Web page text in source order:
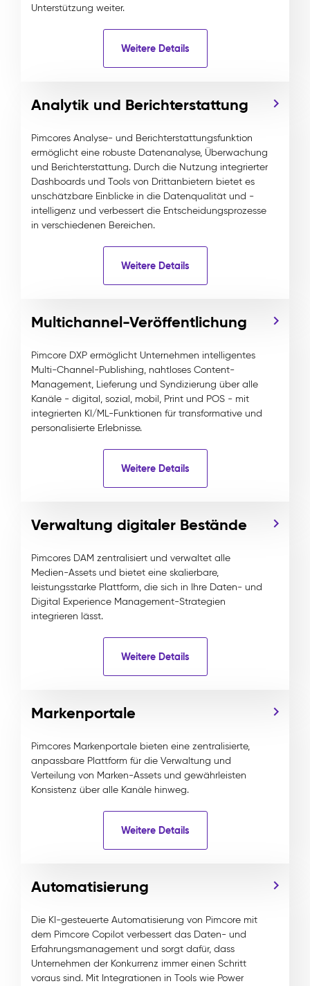
Unterstützung weiter.
Weitere Details
Analytik und Berichterstattung
Pimcores Analyse- und Berichterstattungsfunktion
ermöglicht eine robuste Datenanalyse, Überwachung
und Berichterstattung. Durch die Nutzung integrierter
Dashboards und Tools von Drittanbietern bietet es
unschätzbare Einblicke in die Datenqualität und -
intelligenz und verbessert die Entscheidungsprozesse
in verschiedenen Bereichen.
Weitere Details
Multichannel-Veröffentlichung
Pimcore DXP ermöglicht Unternehmen intelligentes
Multi-Channel-Publishing, nahtloses Content-
Management, Lieferung und Syndizierung über alle
Kanäle - digital, sozial, mobil, Print und POS - mit
integrierten KI/ML-Funktionen für transformative und
personalisierte Erlebnisse.
Weitere Details
Verwaltung digitaler Bestände
Pimcores DAM zentralisiert und verwaltet alle
Medien-Assets und bietet eine skalierbare,
leistungsstarke Plattform, die sich in Ihre Daten- und
Digital Experience Management-Strategien
integrieren lässt.
Weitere Details
Markenportale
Pimcores Markenportale bieten eine zentralisierte,
anpassbare Plattform für die Verwaltung und
Verteilung von Marken-Assets und gewährleisten
Konsistenz über alle Kanäle hinweg.
Weitere Details
Automatisierung
Die KI-gesteuerte Automatisierung von Pimcore mit
dem Pimcore Copilot verbessert das Daten- und
Erfahrungsmanagement und sorgt dafür, dass
Unternehmen der Konkurrenz immer einen Schritt
voraus sind. Mit Integrationen in Tools wie Power